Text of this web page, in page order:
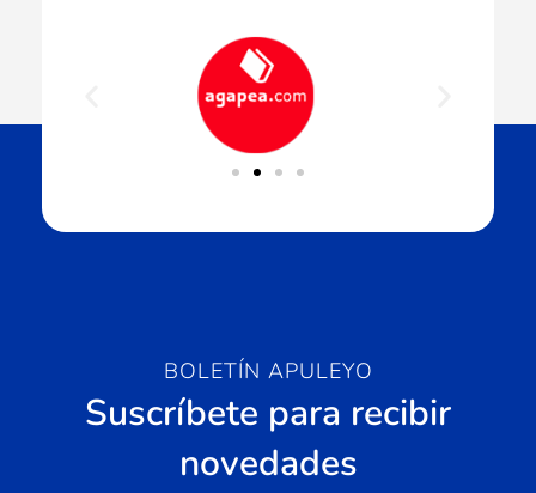
BOLETÍN APULEYO
Suscríbete para recibir
novedades